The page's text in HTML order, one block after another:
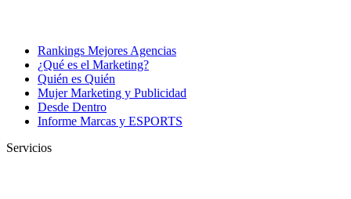
Rankings Mejores Agencias
¿Qué es el Marketing?
Quién es Quién
Mujer Marketing y Publicidad
Desde Dentro
Informe Marcas y ESPORTS
Servicios